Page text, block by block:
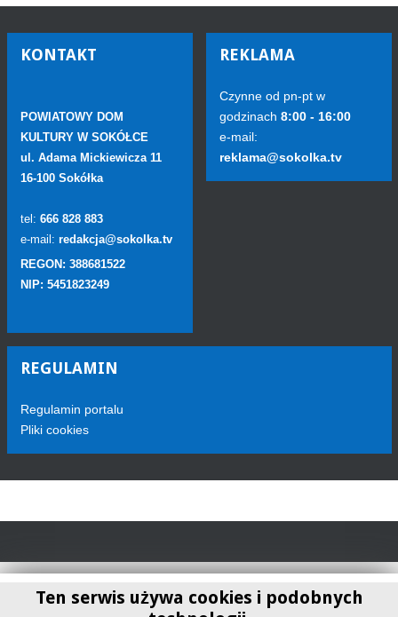
KONTAKT
POWIATOWY DOM
KULTURY W SOKÓŁCE
ul. Adama Mickiewicza 11
16-100 Sokółka
tel: 666 828 883
e-mail: redakcja@sokolka.tv
REGON: 388681522
NIP: 5451823249
REKLAMA
Czynne od pn-pt w
godzinach 8:00 - 16:00
e-mail:
reklama@sokolka.tv
REGULAMIN
Regulamin portalu
Pliki cookies
Ten serwis używa cookies i podobnych